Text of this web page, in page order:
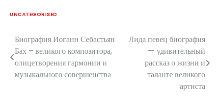
UNCATEGORISED
Навигация
по
записям
Биография Иоганн Себастьян
Бах – великого композитора,
олицетворения гармонии и
музыкального совершенства
Лида певец биография
— удивительный
рассказ о жизни и
таланте великого
артиста